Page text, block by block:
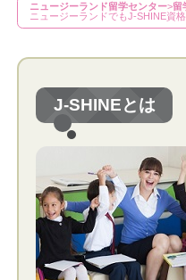
ニュージーランド留学センター>留
ニュージーランドでもJ-SHINE資格
J-SHINEとは